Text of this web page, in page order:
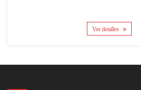
Ver detalles